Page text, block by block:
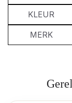
KLEUR
MERK